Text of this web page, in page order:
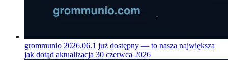
grommunio 2026.06.1 już dostępny — to nasza największa
jak dotąd aktualizacja 30 czerwca 2026